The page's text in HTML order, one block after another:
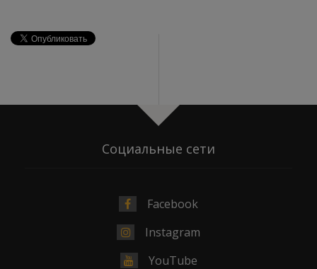
Социальные сети
Facebook
Instagram
YouTube